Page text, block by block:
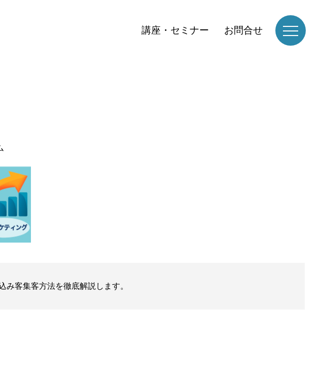
講座・セミナー お問合せ
客集客方法を徹底解説します。